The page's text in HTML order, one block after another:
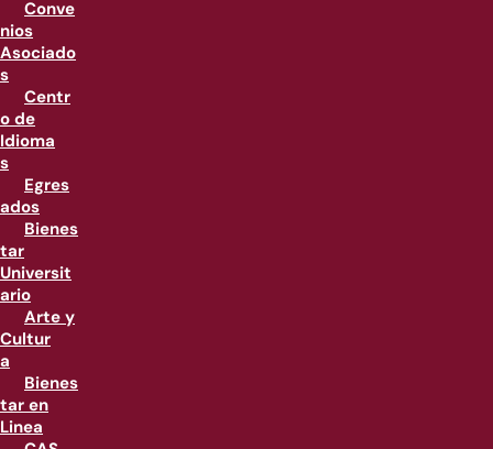
Conve
nios
Asociado
s
Centr
o de
Idioma
s
Egres
ados
Bienes
tar
Universit
ario
Arte y
Cultur
a
Bienes
tar en
Linea